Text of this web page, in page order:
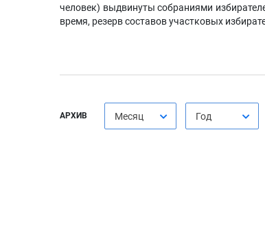
человек) выдвинуты собраниями
время, резерв составов участковых
АРХИВ Месяц Год